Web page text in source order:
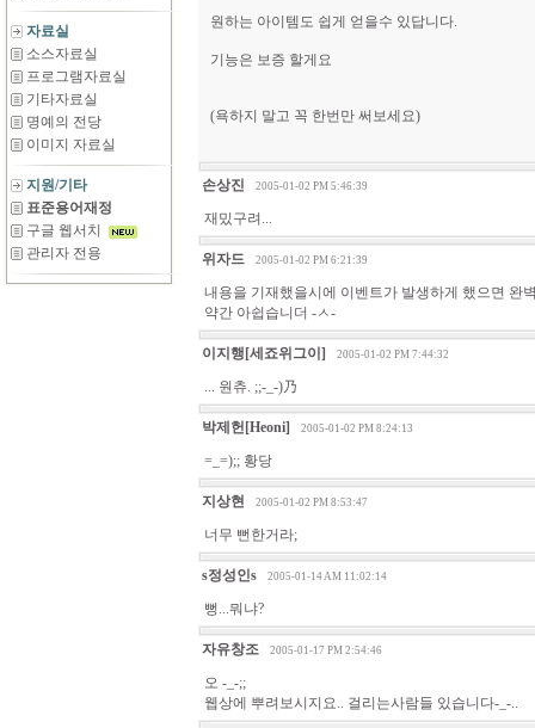
자료실
소스자료실
프로그램자료실
기타자료실
명예의 전당
이미지 자료실
지원/기타
표준용어재정
구글 웹서치
관리자 전용
원하는 아이템도 쉽게 얻을수 있답니다.
기능은 보증 할게요
(욕하지 말고 꼭 한번만 써보세요)
손상진 2005-01-02 PM 5:46:39
재밌구려...
위자드 2005-01-02 PM 6:21:39
내용을 기재했을시에 이벤트가 발생하게 했으면 완
약간 아쉽습니더 -ㅅ-
이지행[세죠위그이] 2005-01-02 PM 7:44:32
... 원츄. ;;-_-)乃
박제헌[Heoni] 2005-01-02 PM 8:24:13
=_=);; 황당
지상현 2005-01-02 PM 8:53:47
너무 뻔한거라;
s정성인s 2005-01-14 AM 11:02:14
뻥...뭐냐?
자유창조 2005-01-17 PM 2:54:46
오 -_-;;
웹상에 뿌려보시지요.. 걸리는사람들 있습니다-_-..